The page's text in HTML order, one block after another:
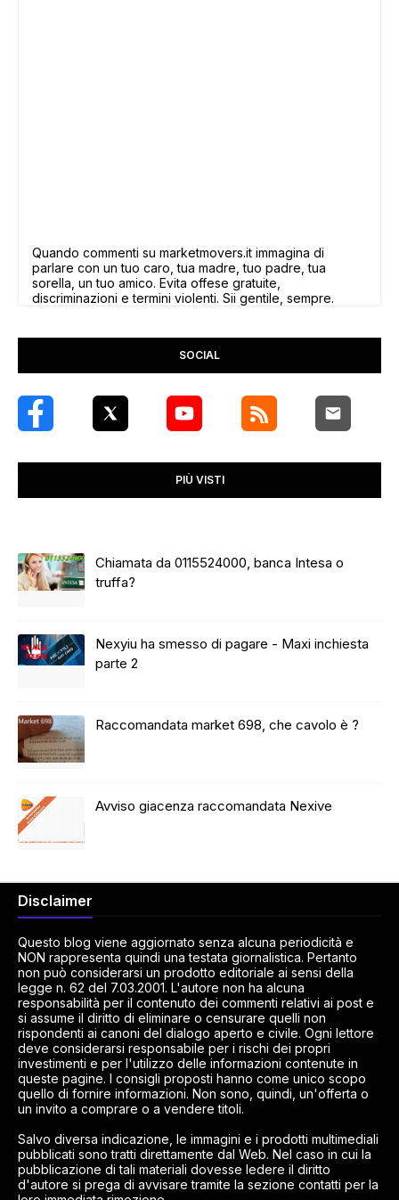
Quando commenti su marketmovers.it immagina di
parlare con un tuo caro, tua madre, tuo padre, tua
sorella, un tuo amico. Evita offese gratuite,
discriminazioni e termini violenti. Sii gentile, sempre.
SOCIAL
PIÙ VISTI
Chiamata da 0115524000, banca Intesa o
truffa?
Nexyiu ha smesso di pagare - Maxi inchiesta
parte 2
Raccomandata market 698, che cavolo è ?
Avviso giacenza raccomandata Nexive
Disclaimer
Questo blog viene aggiornato senza alcuna periodicità e
NON rappresenta quindi una testata giornalistica. Pertanto
non può considerarsi un prodotto editoriale ai sensi della
legge n. 62 del 7.03.2001. L'autore non ha alcuna
responsabilità per il contenuto dei commenti relativi ai post e
si assume il diritto di eliminare o censurare quelli non
rispondenti ai canoni del dialogo aperto e civile. Ogni lettore
deve considerarsi responsabile per i rischi dei propri
investimenti e per l'utilizzo delle informazioni contenute in
queste pagine. I consigli proposti hanno come unico scopo
quello di fornire informazioni. Non sono, quindi, un'offerta o
un invito a comprare o a vendere titoli.
Salvo diversa indicazione, le immagini e i prodotti multimediali
pubblicati sono tratti direttamente dal Web. Nel caso in cui la
pubblicazione di tali materiali dovesse ledere il diritto
d'autore si prega di avvisare tramite la sezione contatti per la